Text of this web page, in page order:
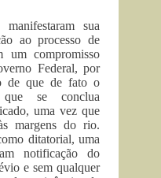
sua
ao processo de
um compromisso
Federal, por
de que de fato o
que se conclua
uma vez que
margens do rio.
ditatorial, uma
notificação do
e sem qualquer